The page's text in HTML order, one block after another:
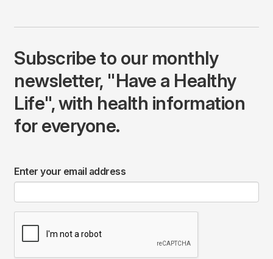
Subscribe to our monthly
newsletter, "Have a Healthy
Life", with health information
for everyone.
Enter your email address